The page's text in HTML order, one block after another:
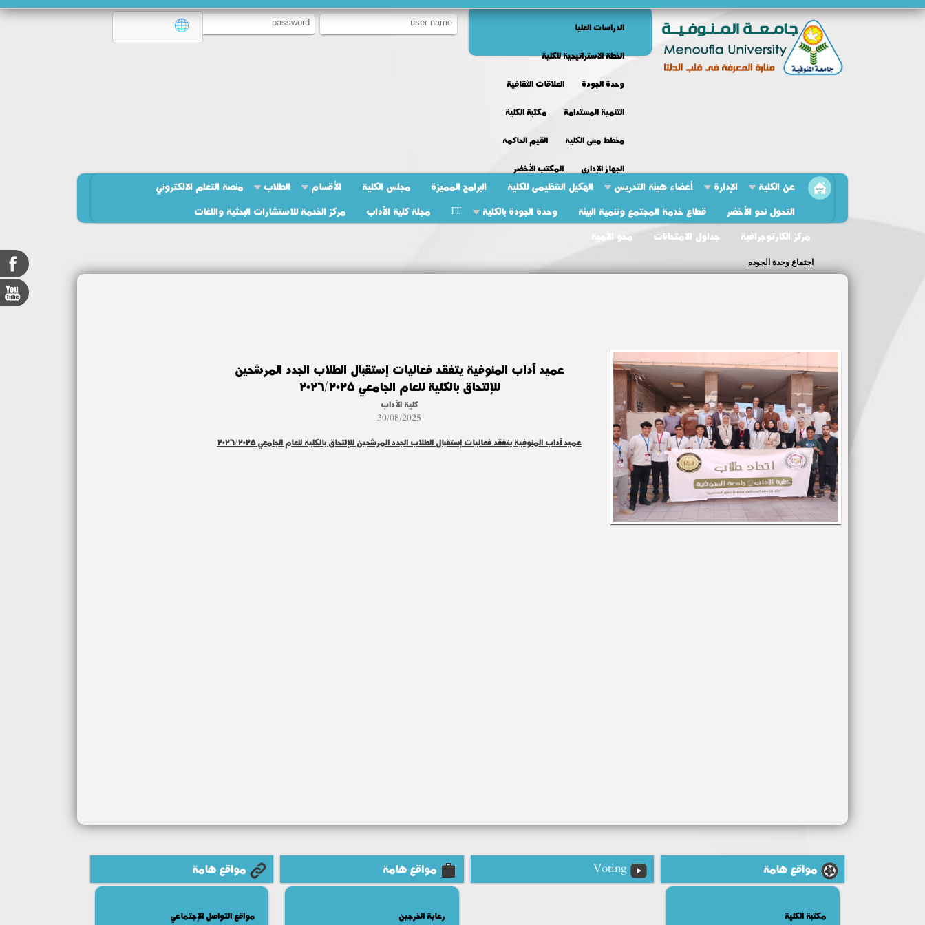
الدراسات العليا
الخطة الاستراتيجية للكلية
وحدة الجودة
العلاقات الثقافية
التنمية المستدامة
مكتبة الكلية
مخطط مبنى الكلية
القيم الحاكمة
الجهاز الإدارى
المكتب الأخضر
عن الكلية الإدارة أعضاء هيئة التدريس الهكيل التنظيمى للكلية البرامج المميزة مجلس الكلية الأقسام الطلاب
منصة التعلم الالكتروني
التحول نحو الأخضر
قطاع خدمة المجتمع وتنمية البيئة وحدة الجودة بالكلية IT مجلة كلية الآداب
مركز الخدمة للاستشارات البحثية واللغات
مركز الكارتوجرافية
جداول الامتحانات محو الأمية
اجتماع وحدة الجوده
عميد آداب المنوفية يتفقد فعاليات إستقبال الطلاب الجدد المرشحين
للإلتحاق بالكلية للعام الجامعي ٢٠٢٦/٢٠٢٥
كلية الآداب
30/08/2025
عميد آداب المنوفية يتفقد فعاليات إستقبال الطلاب الجدد المرشحين للإلتحاق بالكلية للعام الجامعي ٢٠٢٦/٢٠٢٥
مواقع هامة
مكتبة الكلية
Voting مواقع هامة
رعاية الخرجين
مواقع هامة
مواقع التواصل الإجتماعي